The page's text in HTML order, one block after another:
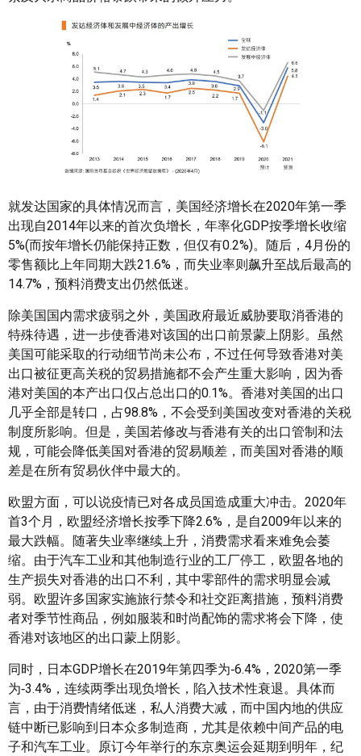
就发达国家的具体情况而言，美国经济增长在2020年第一季
出现自2014年以来的首次负增长，年率化GDP按季增长收缩
5%(而按年增长仍能保持正数，但仅有0.2%)。随后，4月份的
零售额比上年同期大跌21.6%，而失业率则飙升至战后最高的
14.7%，预料消费支出仍然低迷。
除美国国内需求疲弱之外，美国政府最近威胁要取消香港的
特殊待遇，进一步使香港对该国的出口前景蒙上阴影。虽然
美国可能采取的行动细节尚未公布，不过任何导致香港对美
出口被征更高关税的贸易措施都不会产生重大影响，因为香
港对美国的本产出口仅占总出口的0.1%。香港对美国的出口
几乎全部是转口，占98.8%，不会受到美国改变对香港的关税
制度所影响。但是，美国若修改与香港有关的出口管制和法
规，可能会降低美国对香港的贸易顺差，而美国对香港的顺
差是在所有贸易伙伴中最大的。
欧盟方面，可以说疫情已对各成员国造成重大冲击。2020年
首3个月，欧盟经济增长按季下降2.6%，是自2009年以来的
最大跌幅。随著失业率继续上升，消费需求看来难免会萎
缩。由于汽车工业和其他制造行业的工厂停工，欧盟各地的
生产损失对香港的出口不利，其中零部件的需求明显会减
弱。欧盟许多国家实施旅行禁令和社交距离措施，预料消费
者对季节性商品，例如服装和时尚配饰的需求将会下降，使
香港对该地区的出口蒙上阴影。
同时，日本GDP增长在2019年第四季为‑6.4%，2020第一季
为‑3.4%，连续两季出现负增长，陷入技术性衰退。具体而
言，由于消费情绪低迷，私人消费大减，而中国内地的供应
链中断已影响到日本众多制造商，尤其是依赖中间产品的电
子和汽车工业。原订今年举行的东京奥运会延期到明年，纪